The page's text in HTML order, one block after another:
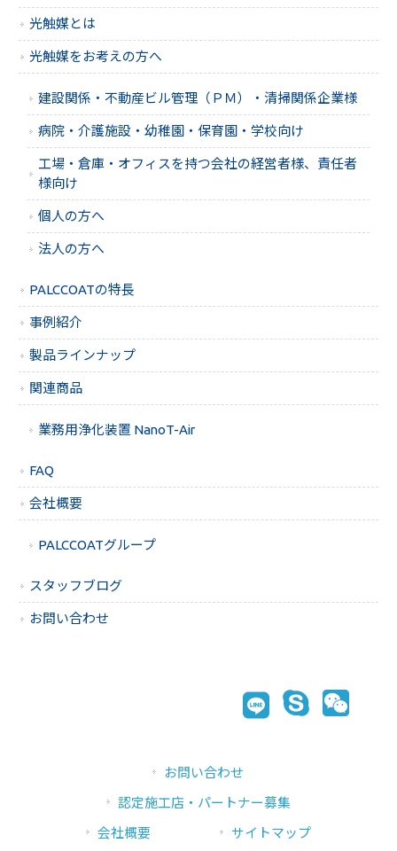
光触媒とは
光触媒をお考えの方へ
建設関係・不動産ビル管理（ＰＭ）・清掃関係企業様
病院・介護施設・幼稚園・保育園・学校向け
工場・倉庫・オフィスを持つ会社の経営者様、責任者
様向け
個人の方へ
法人の方へ
PALCCOATの特長
事例紹介
製品ラインナップ
関連商品
業務用浄化装置 NanoT-Air
FAQ
会社概要
PALCCOATグループ
スタッフブログ
お問い合わせ
お問い合わせ
認定施工店・パートナー募集
会社概要
サイトマップ